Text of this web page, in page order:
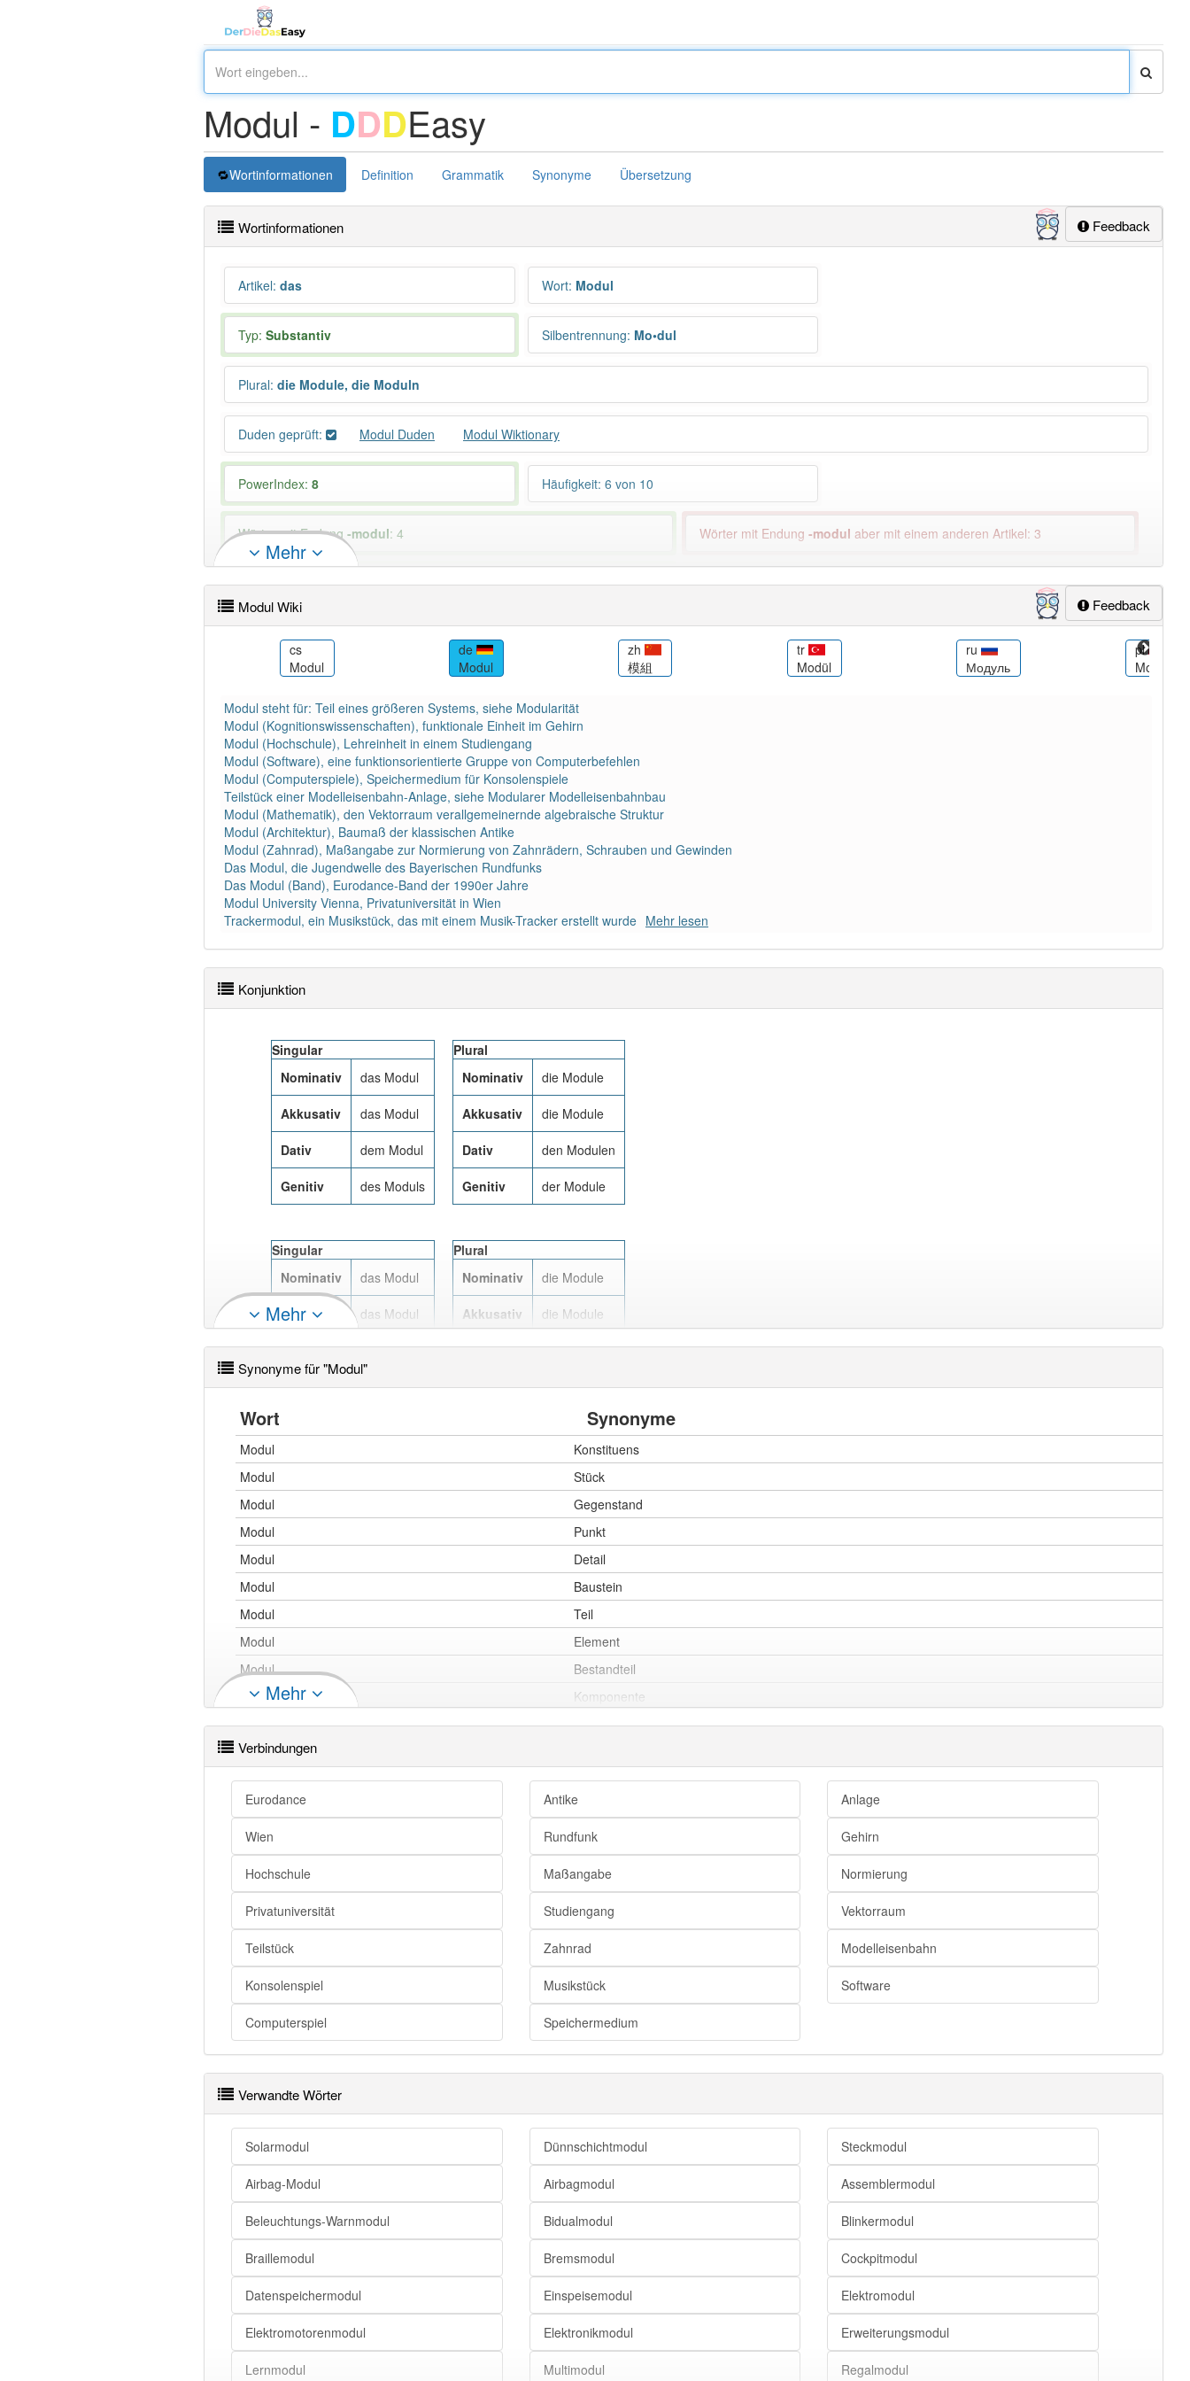
Modul - DDDEasy
Wortinformationen Definition Grammatik Synonyme Übersetzung
Feedback
Wortinformationen
Artikel: das Wort: Modul
Typ: Substantiv Silbentrennung: Mo•dul
Plural: die Module, die Moduln
Duden geprüft: Modul Duden Modul Wiktionary
PowerIndex: 8 Häufigkeit: 6 von 10
Wörter mit Endung -modul: 4 Wörter mit Endung-modul aber mit einem anderen Artikel: 3
Das Wort wird häufig verwendet im Bereich Fachsprache
besonders
EDV
Elektrotechnik
84% unserer Spielapp-Nutzer haben den Artikel korrekt erraten.
Mehr
Feedback
Modul Wiki
cs
Modul
de
Modul
zh
模組
tr
Modül
ru
Модуль
pl
Moduł
Modul steht für: Teil eines größeren Systems, siehe Modularität
Modul (Kognitionswissenschaften), funktionale Einheit im Gehirn
Modul (Hochschule), Lehreinheit in einem Studiengang
Modul (Software), eine funktionsorientierte Gruppe von Computerbefehlen
Modul (Computerspiele), Speichermedium für Konsolenspiele
Teilstück einer Modelleisenbahn-Anlage, siehe Modularer Modelleisenbahnbau
Modul (Mathematik), den Vektorraum verallgemeinernde algebraische Struktur
Modul (Architektur), Baumaß der klassischen Antike
Modul (Zahnrad), Maßangabe zur Normierung von Zahnrädern, Schrauben und Gewinden
Das Modul, die Jugendwelle des Bayerischen Rundfunks
Das Modul (Band), Eurodance-Band der 1990er Jahre
Modul University Vienna, Privatuniversität in Wien
Trackermodul, ein Musikstück, das mit einem Musik-Tracker erstellt wurde Mehr lesen
Konjunktion
Singular
Nominativ
das Modul
Akkusativ das Modul
Dativ dem Modul
Genitiv des Moduls
Plural
Nominativ
die Module
Akkusativ die Module
Dativ den Modulen
Genitiv der Module
Singular
Nominativ
das Modul
Akkusativ das Modul
Dativ dem Modul
Genitiv des Moduls
Plural
Nominativ
die Module
Akkusativ die Module
Dativ den Modulen
Genitiv der Module
Singular
Akkusativ den Modul
Dativ dem Modul
die Moduln
Akkusativ die Moduln
Dativ den Moduln
der Moduln
Mehr
Synonyme für "Modul"
Wort Synonyme
Modul
Konstituens
Modul
Stück
Modul
Gegenstand
Modul
Punkt
Modul
Detail
Modul
Baustein
Modul
Teil
Modul
Element
Modul
Bestandteil
Modul
Komponente
Modul
Glied
Modul
Modul
Glied
Modul
Teil
Modul
Element
Modul
Komponente
Modul
Bauelement
Modul
Einheit
Modul
Modul
Komponente
Modul
Bauteil
Modul
Mod-Datei
Modul
Moduldatei
Modul openthesaurus
Mehr
Verbindungen
Eurodance Antike Anlage
Wien Rundfunk Gehirn
Hochschule Maßangabe Normierung
Privatuniversität Studiengang Vektorraum
Teilstück Zahnrad Modelleisenbahn
Konsolenspiel Musikstück Software
Computerspiel Speichermedium
Verwandte Wörter
Solarmodul Dünnschichtmodul Steckmodul
Airbag-Modul Airbagmodul Assemblermodul
Beleuchtungs-Warnmodul Bidualmodul Blinkermodul
Braillemodul Bremsmodul Cockpitmodul
Datenspeichermodul Einspeisemodul Elektromodul
Elektromotorenmodul Elektronikmodul Erweiterungsmodul
Lernmodul Multimodul Regalmodul